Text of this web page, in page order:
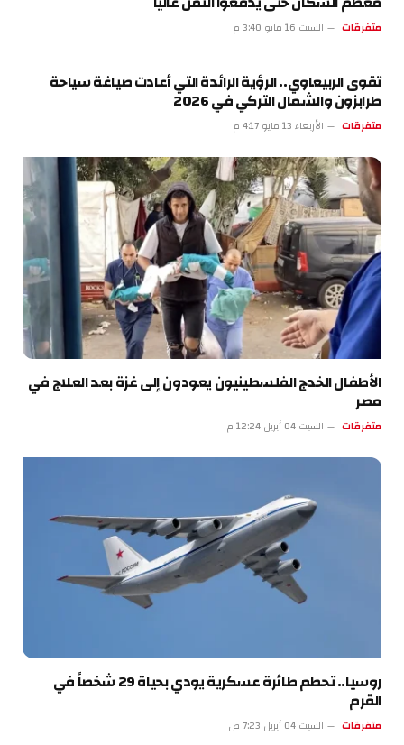
متفرقات السبت 16 مايو 3:40 م
تقوى الربيعاوي.. الرؤية الرائدة التي أعادت صياغة سياحة
طرابزون والشمال التركي في 2026
متفرقات الأربعاء 13 مايو 4:17 م
الأطفال الخدج الفلسطينيون يعودون إلى غزة بعد العلاج في
مصر
متفرقات السبت 04 أبريل 12:24 م
روسيا.. تحطم طائرة عسكرية يودي بحياة 29 شخصاً في
القرم
متفرقات السبت 04 أبريل 7:23 ص